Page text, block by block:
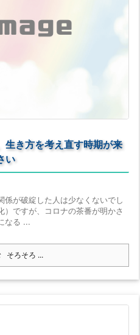
生き方を考え直す時期が来
い
係が破綻した人は少なくないでし
）ですが、コロナの茶番が明かさ
なる ...
そろそろ ...